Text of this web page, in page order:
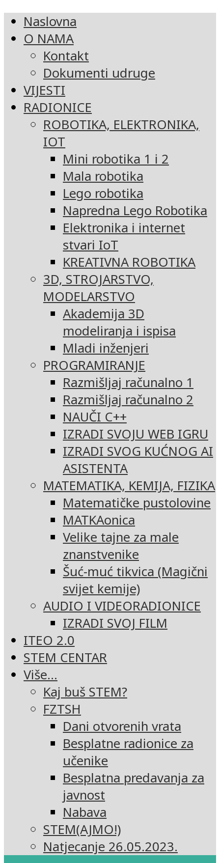
Naslovna
O NAMA
Kontakt
Dokumenti udruge
VIJESTI
RADIONICE
ROBOTIKA, ELEKTRONIKA,
IOT
Mini robotika 1 i 2
Mala robotika
Lego robotika
Napredna Lego Robotika
Elektronika i internet
stvari IoT
KREATIVNA ROBOTIKA
3D, STROJARSTVO,
MODELARSTVO
Akademija 3D
modeliranja i ispisa
Mladi inženjeri
PROGRAMIRANJE
Razmišljaj računalno 1
Razmišljaj računalno 2
NAUČI C++
IZRADI SVOJU WEB IGRU
IZRADI SVOG KUĆNOG AI
ASISTENTA
MATEMATIKA, KEMIJA, FIZIKA
Matematičke pustolovine
MATKAonica
Velike tajne za male
znanstvenike
Šuć-muć tikvica (Magični
svijet kemije)
AUDIO I VIDEORADIONICE
IZRADI SVOJ FILM
ITEO 2.0
STEM CENTAR
Više…
Kaj buš STEM?
FZTSH
Dani otvorenih vrata
Besplatne radionice za
učenike
Besplatna predavanja za
javnost
Nabava
STEM(AJMO!)
Natjecanje 26.05.2023.